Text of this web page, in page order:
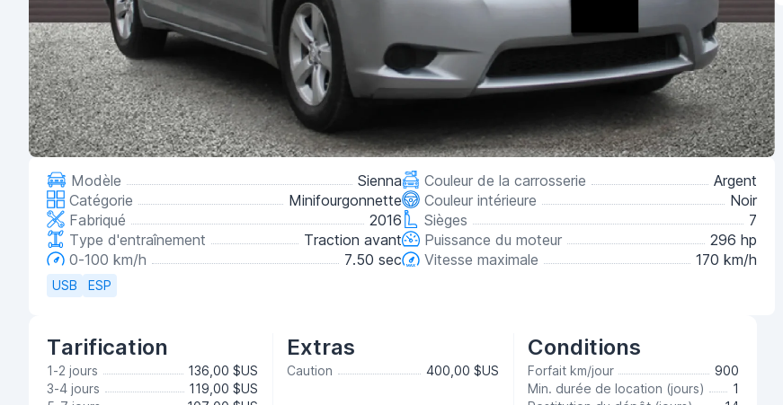
Modèle
Sienna
Catégorie
Minifourgonnette
Fabriqué
2016
Type d'entraînement
Traction avant
0-100 km/h
7.50 sec
Couleur de la carrosserie
Argent
Couleur intérieure
Noir
Sièges
7
Puissance du moteur
296 hp
Vitesse maximale
170 km/h
USB ESP
Tarification
1-2 jours
136,00 $US
3-4 jours
119,00 $US
Extras
Caution 400,00 $US
Conditions
Forfait km/jour
900
Min. durée de location (jours)
1